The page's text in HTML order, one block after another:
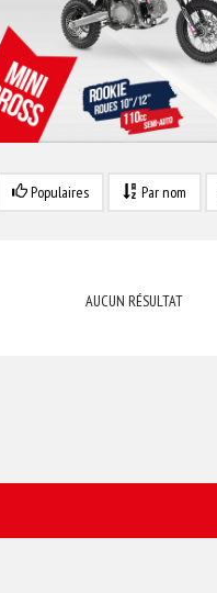
Populaires Par nom
AUCUN RÉSULTAT